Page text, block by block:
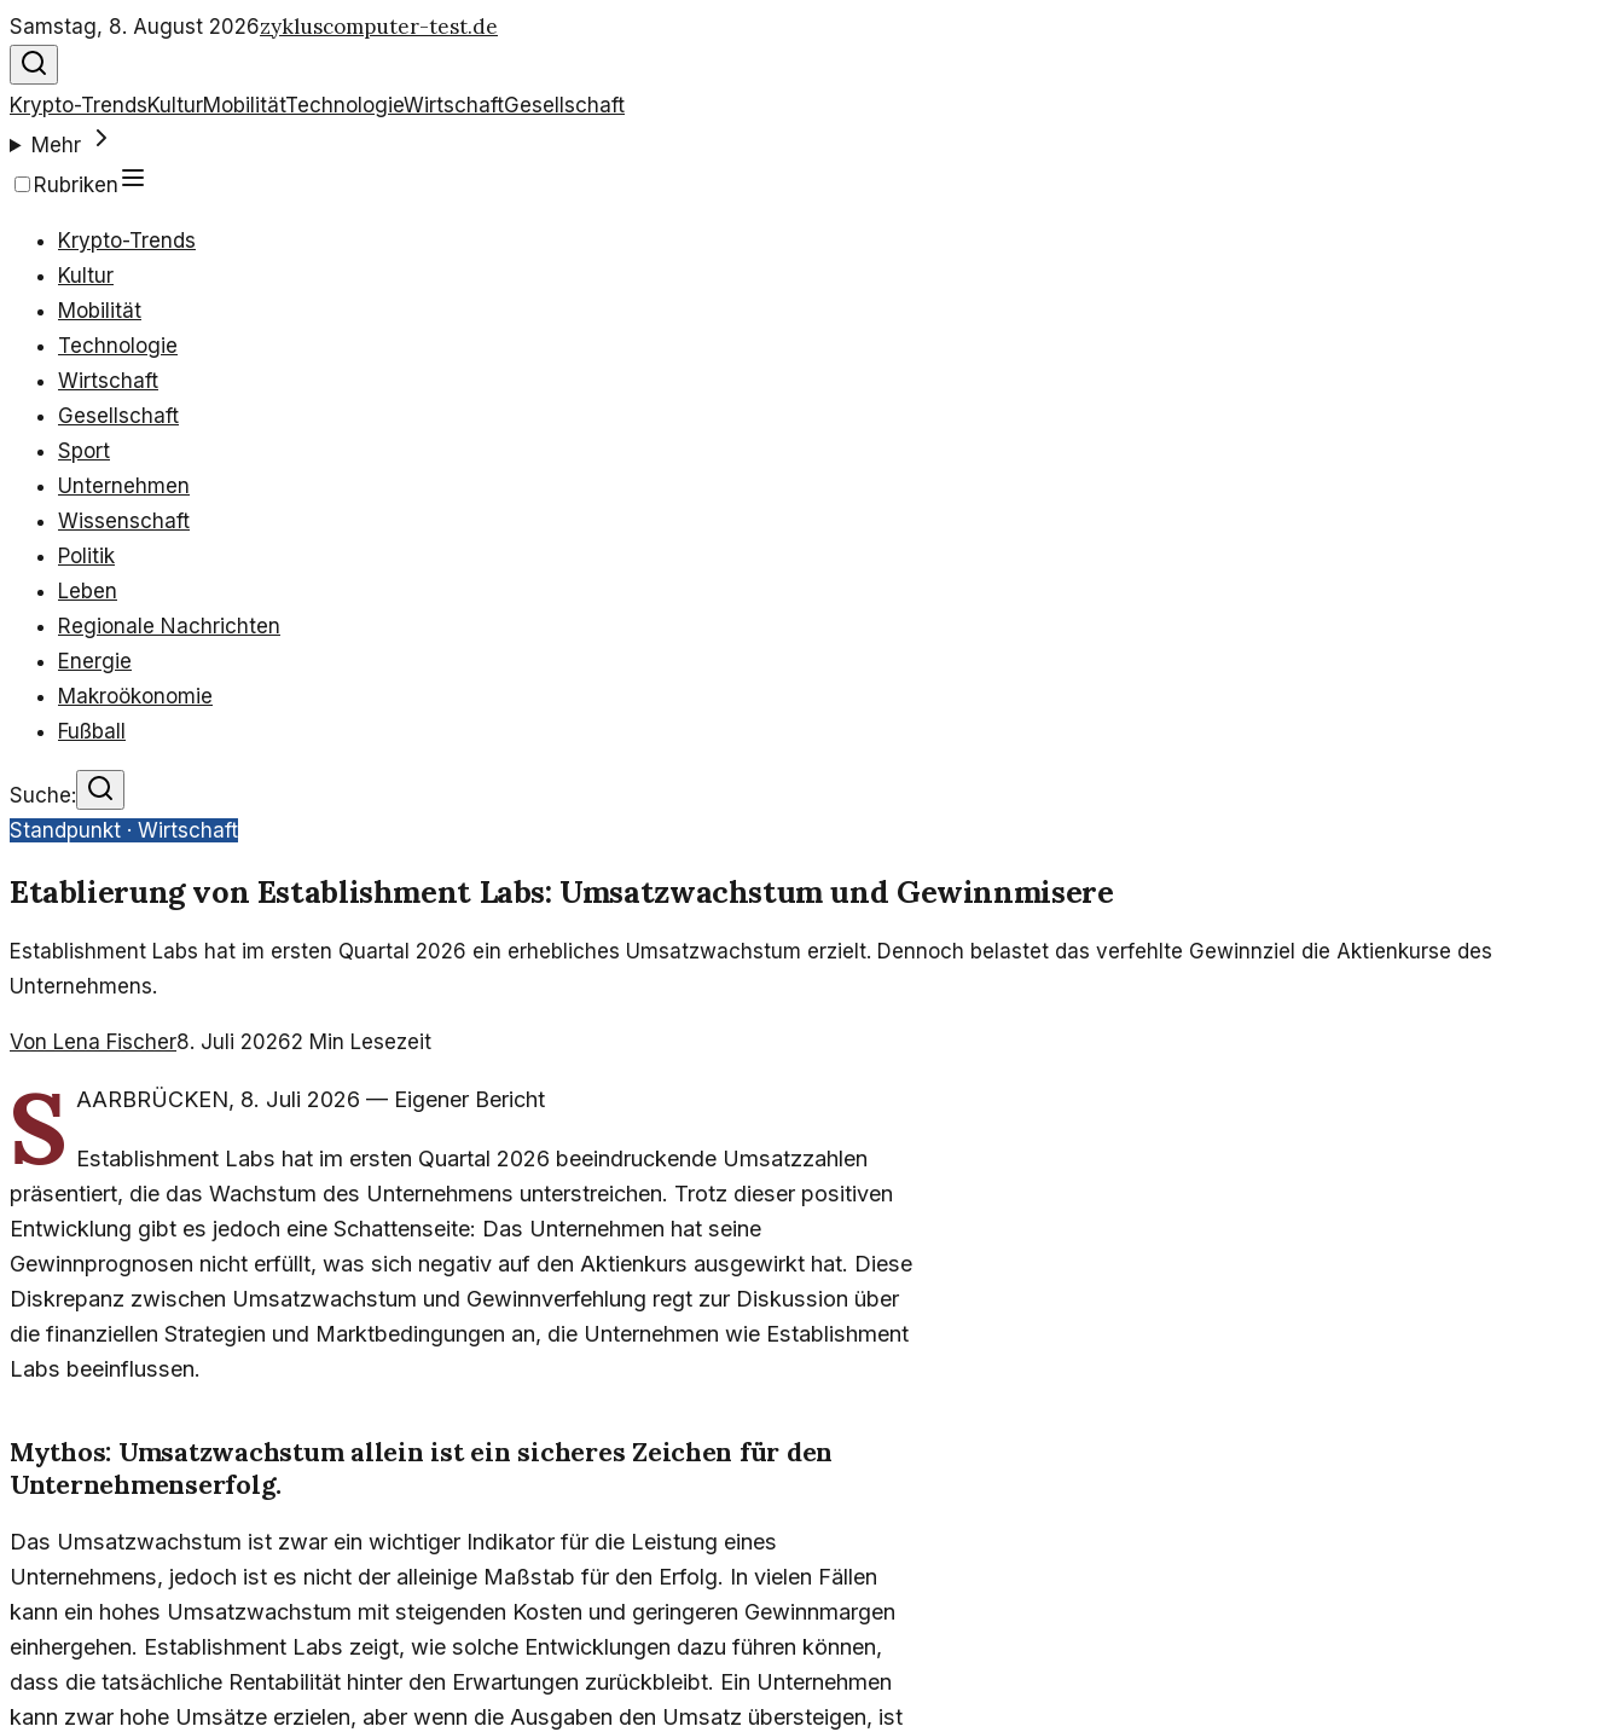
Samstag, 8. August 2026zykluscomputer-test.de
Krypto-TrendsKulturMobilitätTechnologieWirtschaftGesellschaft
Mehr
Rubriken
Krypto-Trends
Kultur
Mobilität
Technologie
Wirtschaft
Gesellschaft
Sport
Unternehmen
Wissenschaft
Politik
Leben
Regionale Nachrichten
Energie
Makroökonomie
Fußball
Suche:
Standpunkt · Wirtschaft
Etablierung von Establishment Labs: Umsatzwachstum und Gewinnmisere
Establishment Labs hat im ersten Quartal 2026 ein erhebliches Umsatzwachstum erzielt. Dennoch belastet das verfehlte Gewinnziel die Aktienkurse des
Unternehmens.
Von Lena Fischer8. Juli 20262 Min Lesezeit
S AARBRÜCKEN, 8. Juli 2026 — Eigener Bericht
Establishment Labs hat im ersten Quartal 2026 beeindruckende Umsatzzahlen
präsentiert, die das Wachstum des Unternehmens unterstreichen. Trotz dieser positiven
Entwicklung gibt es jedoch eine Schattenseite: Das Unternehmen hat seine
Gewinnprognosen nicht erfüllt, was sich negativ auf den Aktienkurs ausgewirkt hat. Diese
Diskrepanz zwischen Umsatzwachstum und Gewinnverfehlung regt zur Diskussion über
die finanziellen Strategien und Marktbedingungen an, die Unternehmen wie Establishment
Labs beeinflussen.
Mythos: Umsatzwachstum allein ist ein sicheres Zeichen für den
Unternehmenserfolg.
Das Umsatzwachstum ist zwar ein wichtiger Indikator für die Leistung eines
Unternehmens, jedoch ist es nicht der alleinige Maßstab für den Erfolg. In vielen Fällen
kann ein hohes Umsatzwachstum mit steigenden Kosten und geringeren Gewinnmargen
einhergehen. Establishment Labs zeigt, wie solche Entwicklungen dazu führen können,
dass die tatsächliche Rentabilität hinter den Erwartungen zurückbleibt. Ein Unternehmen
kann zwar hohe Umsätze erzielen, aber wenn die Ausgaben den Umsatz übersteigen, ist